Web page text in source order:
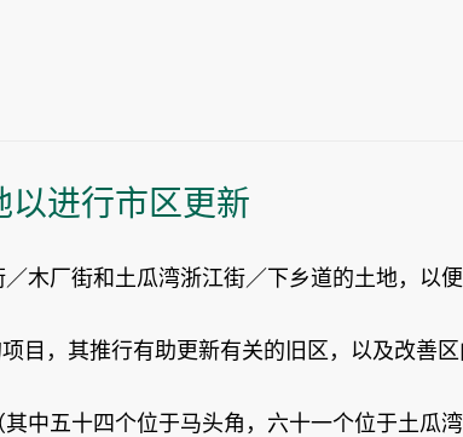
以进行市区更新
木厂街和土瓜湾浙江街／下乡道的土地，以
，其推行有助更新有关的旧区，以及改善区
中五十四个位于马头角，六十一个位于土瓜